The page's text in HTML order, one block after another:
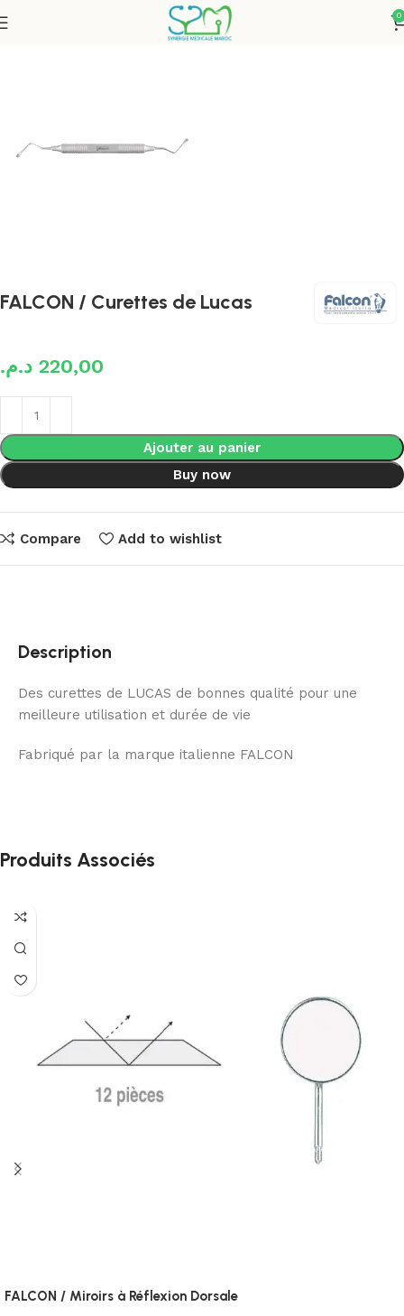
0
FALCON / Curettes de Lucas
220,00 د.م.
Ajouter au panier
Buy now
Compare Add to wishlist
Description
Des curettes de LUCAS de bonnes qualité pour une
meilleure utilisation et durée de vie
Fabriqué par la marque italienne FALCON
Produits Associés
FALCON / Miroirs à Réflexion Dorsale